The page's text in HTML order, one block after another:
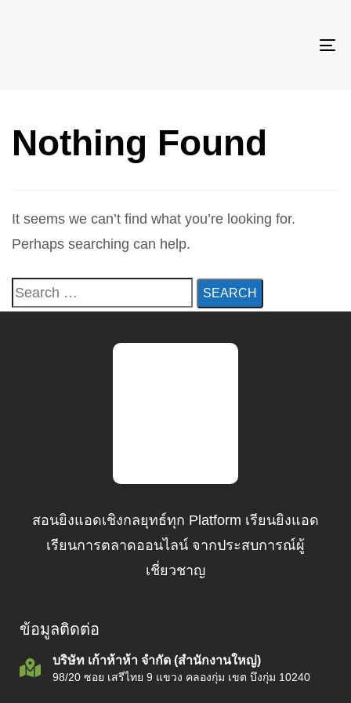
Nothing Found
It seems we can’t find what you’re looking for.
Perhaps searching can help.
สอนยิงแอดเชิงกลยุทธ์ทุก Platform เรียนยิงแอด
เรียนการตลาดออนไลน์ จากประสบการณ์ผู้
เชี่ยวชาญ
ข้อมูลติดต่อ
บริษัท เก้าห้าห้า จำกัด (สำนักงานใหญ่)
98/20 ซอย เสรีไทย 9 แขวง คลองกุ่ม เขต บึงกุ่ม 10240